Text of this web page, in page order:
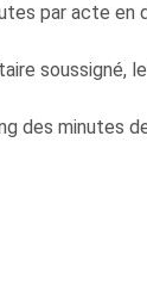
par acte en
soussigné,
des minutes